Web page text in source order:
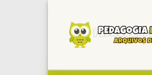
content